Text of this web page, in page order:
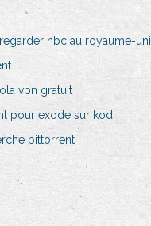
nbc au royaume-uni
vpn gratuit
pour exode sur kodi
bittorrent